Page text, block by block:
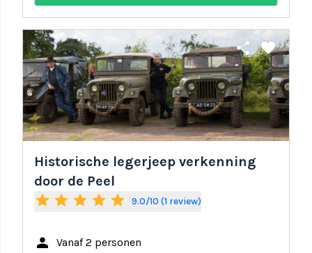
share favorite
Historische legerjeep verkenning
door de Peel
star star star star star 9.0/10 (1 review)
person Vanaf 2 personen